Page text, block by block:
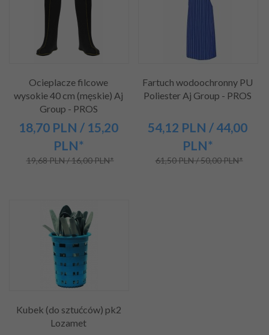
Ocieplacze filcowe
wysokie 40 cm (męskie) Aj
Group - PROS
18,70 PLN / 15,20
PLN*
19,68 PLN / 16,00 PLN*
Fartuch wodoochronny PU
Poliester Aj Group - PROS
54,12 PLN / 44,00
PLN*
61,50 PLN / 50,00 PLN*
Kubek (do sztućców) pk2
Lozamet